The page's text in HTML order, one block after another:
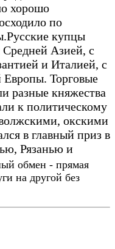
хорошо
по
Русские купцы
Средней Азией, с
и Италией, с
Торговые
разные княжества
к политическому
окскими
в главный приз в
Рязанью и
обмен - прямая
на другой без